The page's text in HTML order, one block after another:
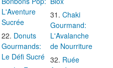
L'Aventure
Sucrée
Donuts
Gourmands:
Le Défi Sucré
Chaki
Gourmand:
L'Avalanche
de Nourriture
Ruée